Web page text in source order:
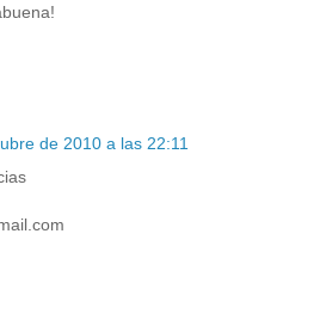
de 2010 a las 22:11